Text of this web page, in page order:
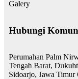
Galery
Hubungi
Perumahan Palm
Tengah Barat,
Sidoarjo, Jawa Timur